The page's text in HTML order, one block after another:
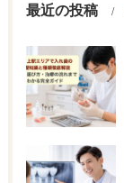
最近の投稿